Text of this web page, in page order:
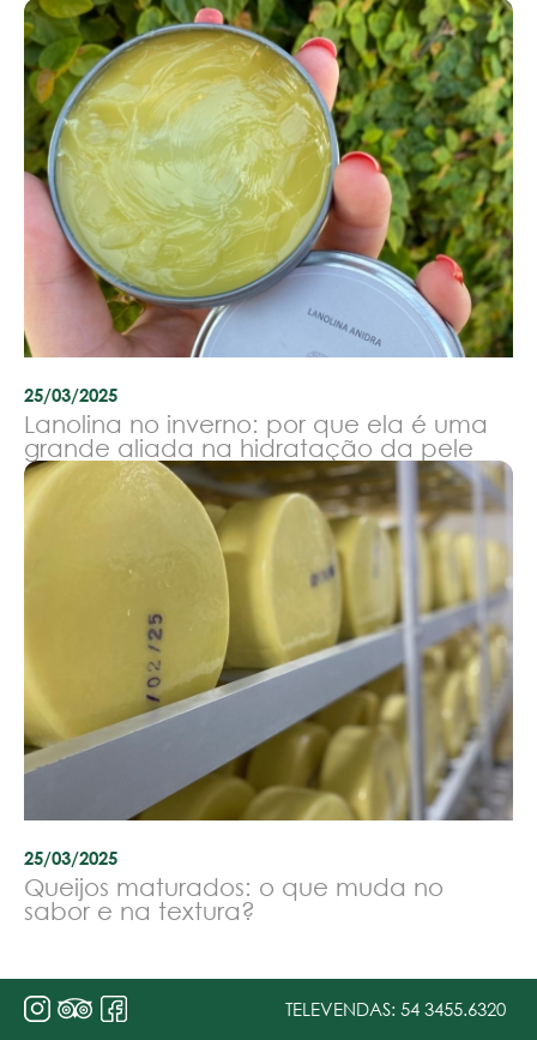
25/03/2025
Lanolina no inverno: por que ela é uma
grande aliada na hidratação da pele
25/03/2025
Queijos maturados: o que muda no
sabor e na textura?
TELEVENDAS: 54 3455.6320